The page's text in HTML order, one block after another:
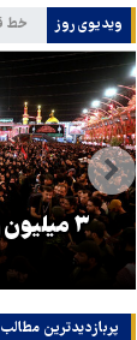
ویدیوی روز خط
هماهنگی
در
پربازدیدترین‌ مطالب